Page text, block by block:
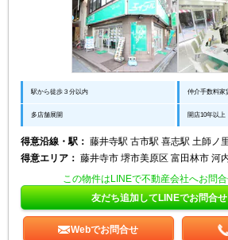
駅から徒歩３分以内 仲介手数料家
多店舗展開 開店10年以上
得意沿線・駅： 藤井寺駅 古市駅 喜志駅 土師ノ
得意エリア： 藤井寺市 堺市美原区 富田林市 河
この物件はLINEで不動産会社へお問合
友だち追加してLINEでお問合
Webでお問合せ